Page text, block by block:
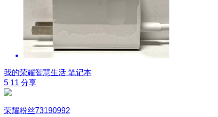
我的荣耀智慧生活 笔记本
5 11 分享
荣耀粉丝73190992